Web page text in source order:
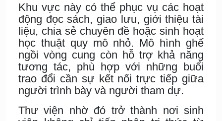
Khu vực này có thể phục vụ các hoạt
động đọc sách, giao lưu, giới thiệu tài
liệu, chia sẻ chuyên đề hoặc sinh hoạt
học thuật quy mô nhỏ. Mô hình ghế
ngồi vòng cung còn hỗ trợ khả năng
tương tác, phù hợp với những buổi
trao đổi cần sự kết nối trực tiếp giữa
người trình bày và người tham dự.
Thư viện nhờ đó trở thành nơi sinh